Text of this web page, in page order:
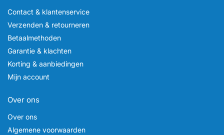
Contact & klantenservice
Verzenden & retourneren
Betaalmethoden
Garantie & klachten
Korting & aanbiedingen
Mijn account
Over ons
Over ons
Algemene voorwaarden